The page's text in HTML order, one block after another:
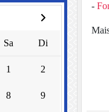
-
Sa Di
1 2
8 9